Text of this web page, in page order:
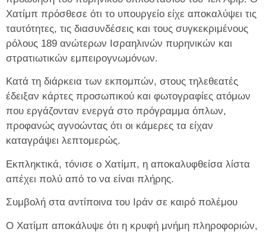
Χατίμπ πρόσθεσε ότι το υπουργείο είχε αποκαλύψει τις
ταυτότητες, τις διασυνδέσεις και τους συγκεκριμένους
ρόλους 189 ανώτερων Ισραηλινών πυρηνικών και
στρατιωτικών εμπειρογνωμόνων.
Κατά τη διάρκεια των εκπομπών, στους τηλεθεατές
έδειξαν κάρτες προσωπικού και φωτογραφίες ατόμων
που εργάζονταν ενεργά στο πρόγραμμα όπλων,
προφανώς αγνοώντας ότι οι κάμερες τα είχαν
καταγράψει λεπτομερώς.
Εκπληκτικά, τόνισε ο Χατίμπ, η αποκαλυφθείσα λίστα
απέχει πολύ από το να είναι πλήρης.
Συμβολή στα αντίποινα του Ιράν σε καιρό πολέμου
Ο Χατίμπ αποκάλυψε ότι η κρυφή μνήμη πληροφοριών,